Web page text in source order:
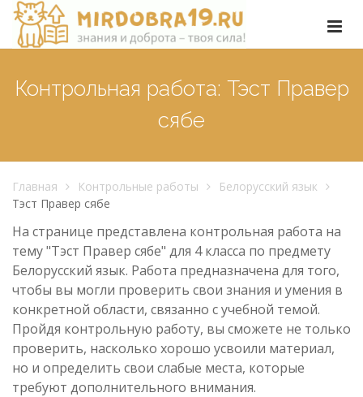
Контрольная работа: Тэст Правер
сябе
Главная Контрольные работы
Белорусский язык
Тэст Правер сябе
На странице представлена контрольная работа на
тему "Тэст Правер сябе" для 4 класса по предмету
Белорусский язык. Работа предназначена для того,
чтобы вы могли проверить свои знания и умения в
конкретной области, связанно с учебной темой.
Пройдя контрольную работу, вы сможете не только
проверить, насколько хорошо усвоили материал,
но и определить свои слабые места, которые
требуют дополнительного внимания.